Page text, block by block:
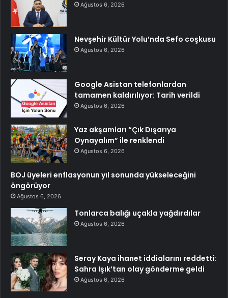
Ağustos 6, 2026
Nevşehir Kültür Yolu’nda Sefo coşkusu
Ağustos 6, 2026
Google Asistan telefonlardan
tamamen kaldırılıyor: Tarih verildi
Ağustos 6, 2026
Yaz akşamları “Çık Dışarıya
Oynayalım” ile renklendi
Ağustos 6, 2026
BOJ üyeleri enflasyonun yıl sonunda yükseleceğini
öngörüyor
Ağustos 6, 2026
Tonlarca balığı uçakla yağdırdılar
Ağustos 6, 2026
Seray Kaya ihanet iddialarını reddetti:
Sahra Işık’tan olay gönderme geldi
Ağustos 6, 2026